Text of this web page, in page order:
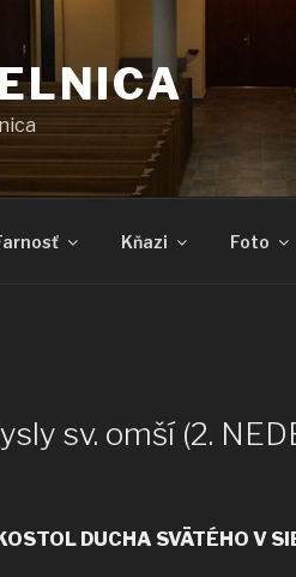
Kňazi Foto
sv. omší (2.
DUCHA SVÄTÉHO V